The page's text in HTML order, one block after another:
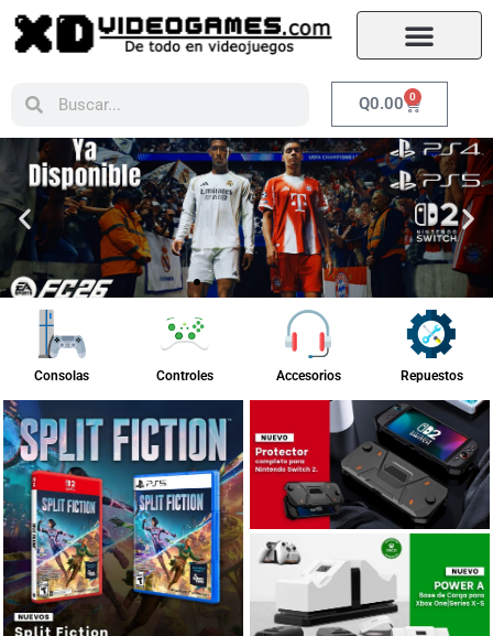
Q0.00 0
Consolas Controles Accesorios Repuestos